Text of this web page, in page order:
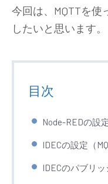
今回は、MQTTを使
したいと思います。
目次
Node-REDの設
IDECの設定（
IDECのパブリ